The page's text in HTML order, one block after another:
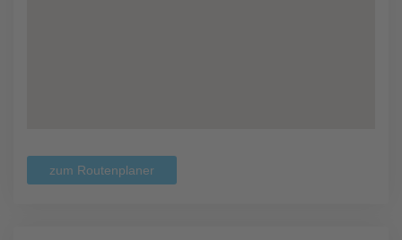
zum Routenplaner